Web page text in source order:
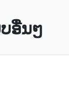
ອື່ນໆ